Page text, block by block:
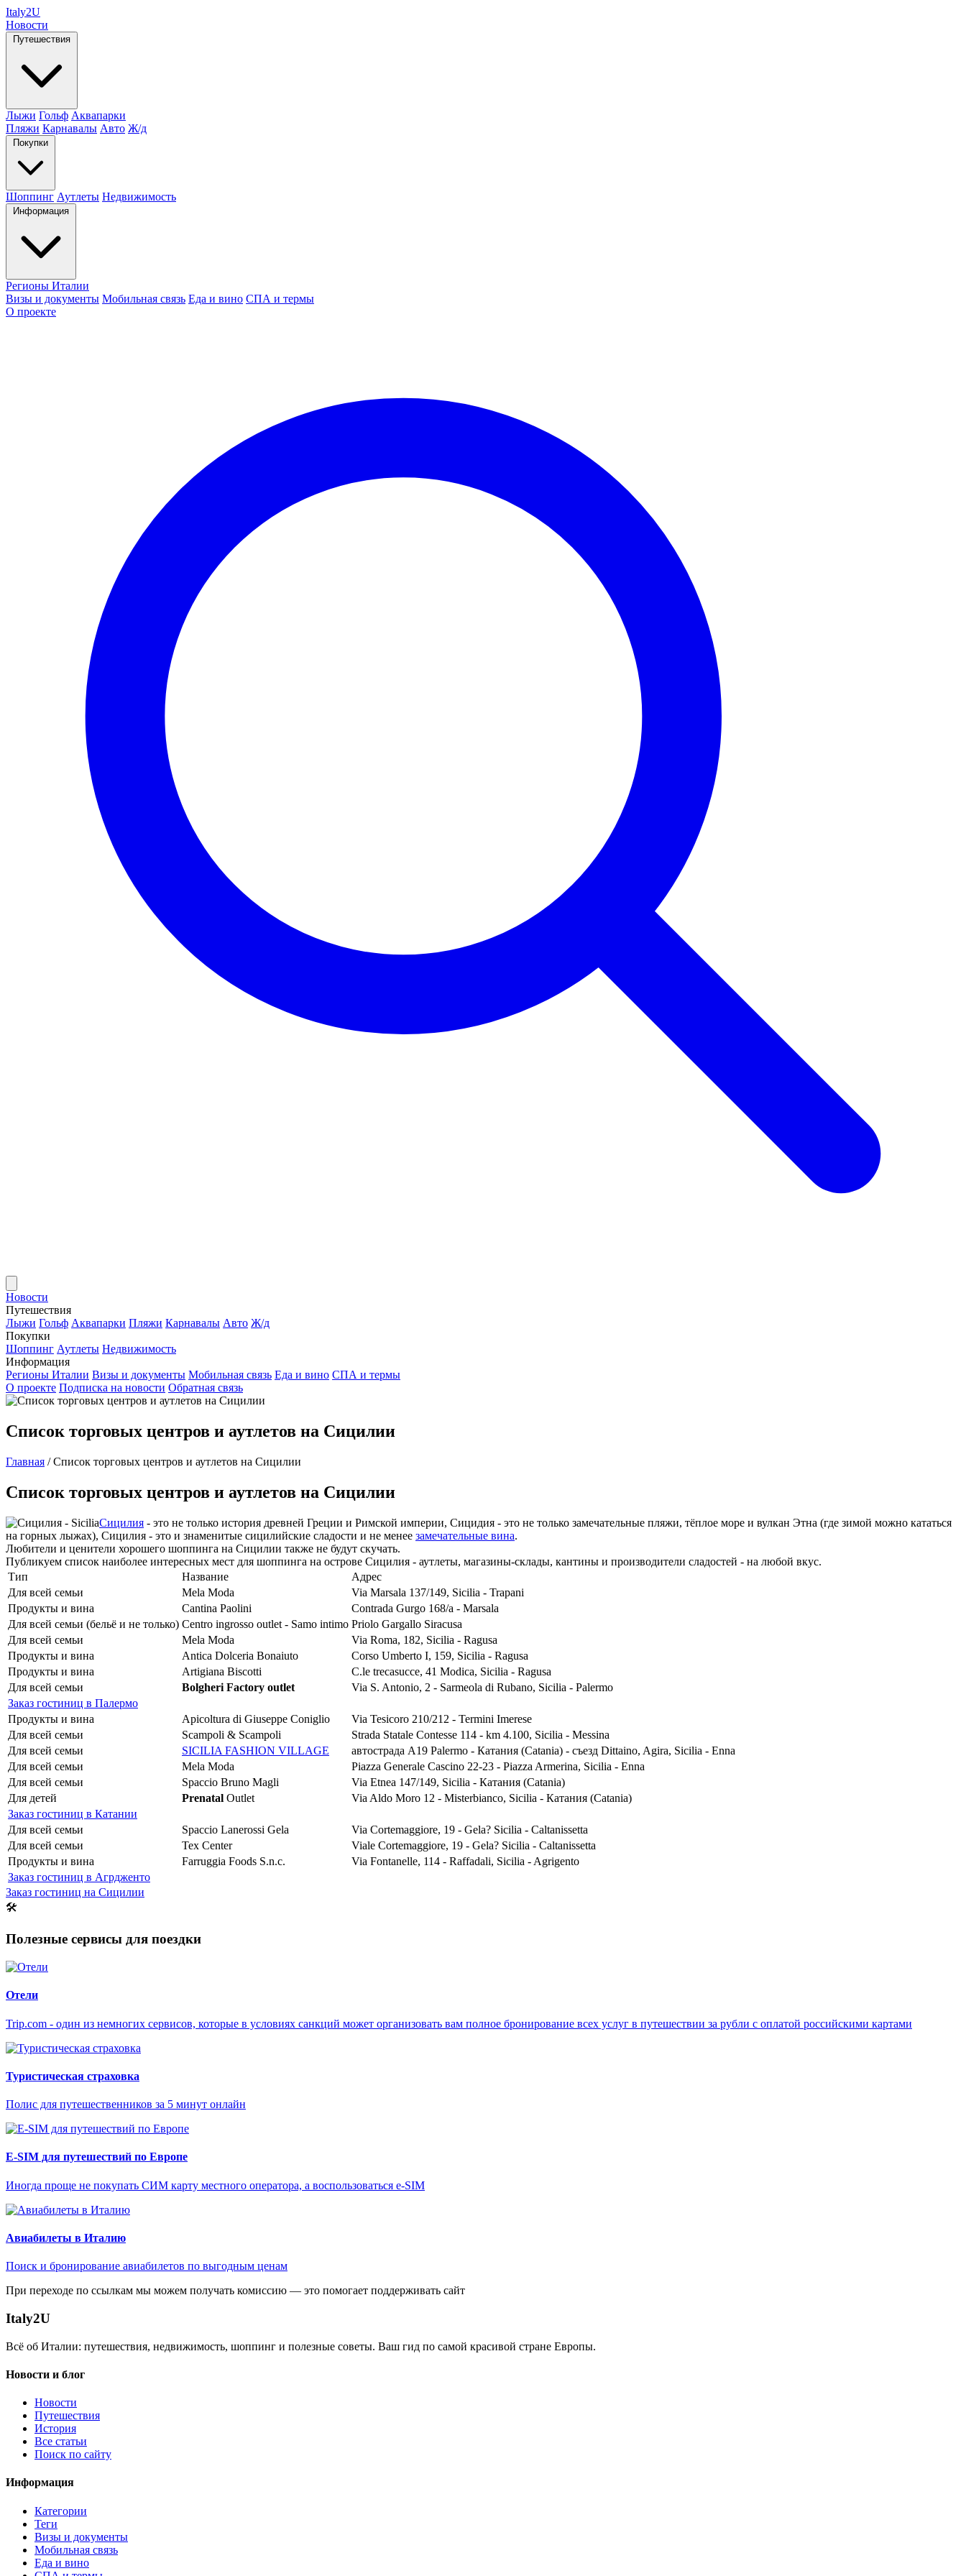
Italy2U
Новости
Путешествия
Лыжи Гольф Аквапарки
Пляжи Карнавалы Авто Ж/д
Покупки
Шоппинг Аутлеты Недвижимость
Информация
Регионы Италии
Визы и документы Мобильная связь Еда и вино СПА и термы
О проекте
Новости
Путешествия
Лыжи Гольф Аквапарки Пляжи Карнавалы Авто Ж/д
Покупки
Шоппинг Аутлеты Недвижимость
Информация
Регионы Италии Визы и документы Мобильная связь Еда и вино СПА и термы
О проекте Подписка на новости Обратная связь
Список торговых центров и аутлетов на Сицилии
Главная / Список торговых центров и аутлетов на Сицилии
Список торговых центров и аутлетов на Сицилии
Сицилия - это не только история древней Греции и Римской империи, Сицидия - это не только замечательные пляжи, тёплое море и вулкан Этна (где зимой можно кататься
на горных лыжах), Сицилия - это и знаменитые сицилийские сладости и не менее замечательные вина.
Любители и ценители хорошего шоппинга на Сицилии также не будут скучать.
Публикуем список наиболее интересных мест для шоппинга на острове Сицилия - аутлеты, магазины-склады, кантины и производители сладостей - на любой вкус.
Тип
Название
Адрес
Для всей семьи
Mela Moda
Via Marsala 137/149, Sicilia - Trapani
Продукты и вина
Cantina Paolini
Contrada Gurgo 168/a - Marsala
Для всей семьи (бельё и не только) Centro ingrosso outlet - Samo intimo Priolo Gargallo Siracusa
Для всей семьи
Mela Moda
Via Roma, 182, Sicilia - Ragusa
Продукты и вина
Antica Dolceria Bonaiuto
Corso Umberto I, 159, Sicilia - Ragusa
Продукты и вина
Artigiana Biscotti
C.le trecasucce, 41 Modica, Sicilia - Ragusa
Для всей семьи
Bolgheri Factory outlet
Via S. Antonio, 2 - Sarmeola di Rubano, Sicilia - Palermo
Заказ гостиниц в Палермо
Продукты и вина
Apicoltura di Giuseppe Coniglio
Via Tesicoro 210/212 - Termini Imerese
Для всей семьи
Scampoli & Scampoli
Strada Statale Contesse 114 - km 4.100, Sicilia - Messina
Для всей семьи
SICILIA FASHION VILLAGE
автострада A19 Palermo - Катания (Catania) - съезд Dittaino, Agira, Sicilia - Enna
Для всей семьи
Mela Moda
Piazza Generale Cascino 22-23 - Piazza Armerina, Sicilia - Enna
Для всей семьи
Spaccio Bruno Magli
Via Etnea 147/149, Sicilia - Катания (Catania)
Для детей
Prenatal Outlet
Via Aldo Moro 12 - Misterbianco, Sicilia - Катания (Catania)
Заказ гостиниц в Катании
Для всей семьи
Spaccio Lanerossi Gela
Via Cortemaggiore, 19 - Gela? Sicilia - Caltanissetta
Для всей семьи
Tex Center
Viale Cortemaggiore, 19 - Gela? Sicilia - Caltanissetta
Продукты и вина
Farruggia Foods S.n.c.
Via Fontanelle, 114 - Raffadali, Sicilia - Agrigento
Заказ гостиниц в Агрдженто
Заказ гостиниц на Сицилии
🛠
Полезные сервисы для поездки
Отели
Trip.com - один из немногих сервисов, которые в условиях санкций может организовать вам полное бронирование всех услуг в путешествии за рубли с оплатой российскими картами
Туристическая страховка
Полис для путешественников за 5 минут онлайн
E-SIM для путешествий по Европе
Иногда проще не покупать СИМ карту местного оператора, а воспользоваться e-SIM
Авиабилеты в Италию
Поиск и бронирование авиабилетов по выгодным ценам
При переходе по ссылкам мы можем получать комиссию — это помогает поддерживать сайт
Italy2U
Всё об Италии: путешествия, недвижимость, шоппинг и полезные советы. Ваш гид по самой красивой стране Европы.
Новости и блог
Новости
Путешествия
История
Все статьи
Поиск по сайту
Информация
Категории
Теги
Визы и документы
Мобильная связь
Еда и вино